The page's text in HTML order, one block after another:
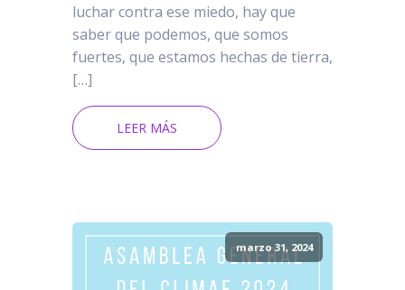
luchar contra ese miedo, hay que
saber que podemos, que somos
fuertes, que estamos hechas de tierra,
[…]
LEER MÁS
marzo 31, 2024